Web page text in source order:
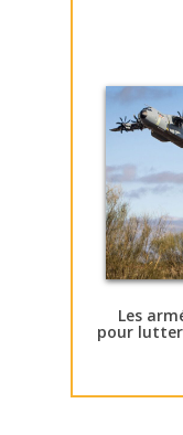
Les
pour lutter